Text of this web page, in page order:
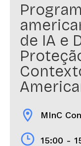
de IA e
location_on MInC
15:00 -